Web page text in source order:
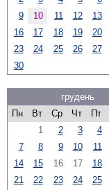
9
10 11 12 13
16
17 18 19 20
23
24 25 26 27
30
грудень
Пн
Вт Ср Чт Пт
1
2 3 4
7
8 9 10 11
14
15 16 17 18
21
22 23 24 25